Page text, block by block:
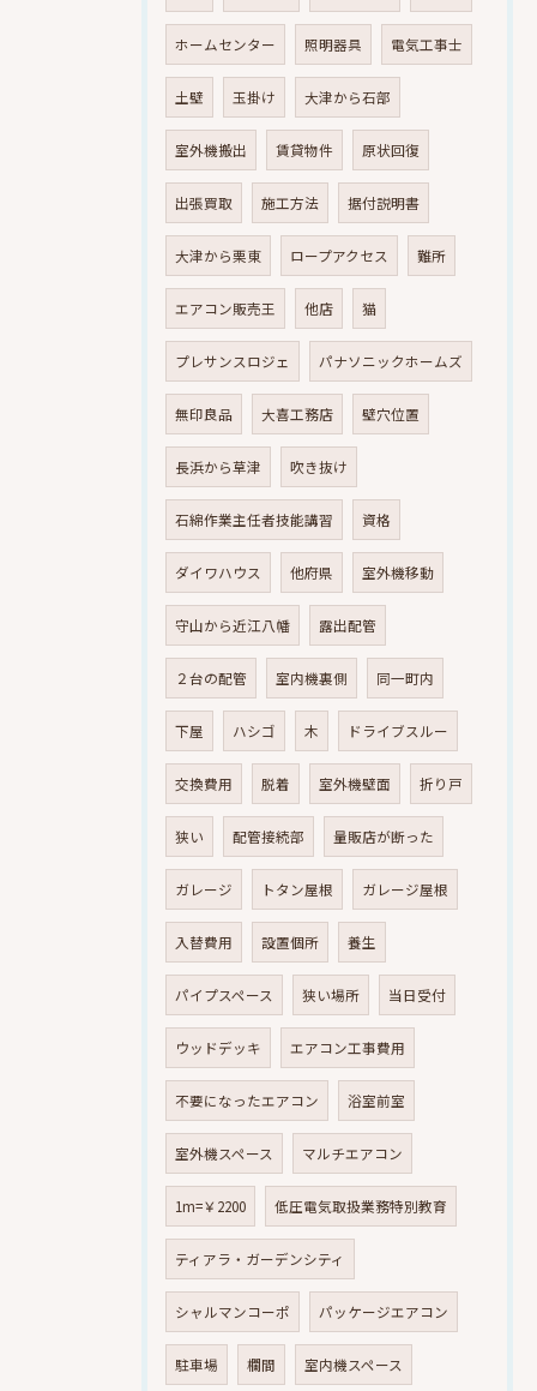
ホームセンター 照明器具 電気工事士
土壁 玉掛け 大津から石部
室外機搬出 賃貸物件 原状回復
出張買取 施工方法 据付説明書
大津から栗東 ロープアクセス 難所
エアコン販売王 他店 猫
プレサンスロジェ パナソニックホームズ
無印良品 大喜工務店 壁穴位置
長浜から草津 吹き抜け
石綿作業主任者技能講習 資格
ダイワハウス 他府県 室外機移動
守山から近江八幡 露出配管
２台の配管 室内機裏側 同一町内
下屋 ハシゴ 木 ドライブスルー
交換費用 脱着 室外機壁面 折り戸
狭い 配管接続部 量販店が断った
ガレージ トタン屋根 ガレージ屋根
入替費用 設置個所 養生
パイプスペース 狭い場所 当日受付
ウッドデッキ エアコン工事費用
不要になったエアコン 浴室前室
室外機スペース マルチエアコン
1m=￥2200 低圧電気取扱業務特別教育
ティアラ・ガーデンシティ
シャルマンコーポ パッケージエアコン
駐車場 欄間 室内機スペース